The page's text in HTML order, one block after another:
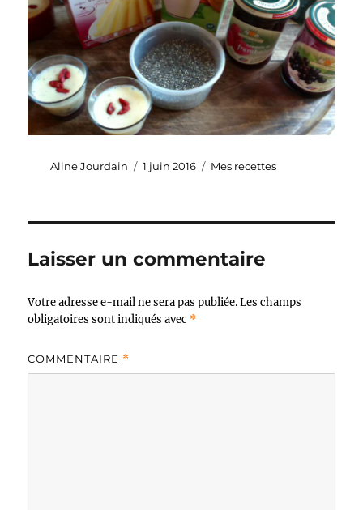
Auteur
Aline Jourdain
Publié
1 juin 2016 Catégories
Mes recettes
Laisser un commentaire
Votre adresse e-mail ne sera pas publiée. Les champs
obligatoires sont indiqués avec *
COMMENTAIRE *